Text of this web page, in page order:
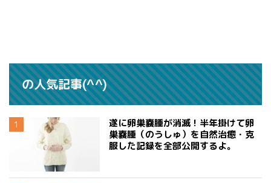
の人気記事(^^)
遂に卵巣嚢腫が消滅！半年掛けて卵
巣嚢腫（のうしゅ）を自然治癒・克
服した記録を全部公開するよ。